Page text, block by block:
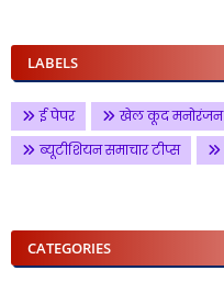
LABELS
ई पेपर खेल कूद मनोरंजन
ब्यूटीशियन समाचार टीप्स
CATEGORIES